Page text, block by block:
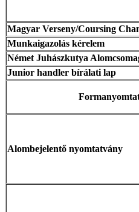
Magyar Verseny/Coursing
Munkaigazolás kérelem
Német Juhászkutya
Junior handler bírálati lap
Alombejelentő nyomtatvány